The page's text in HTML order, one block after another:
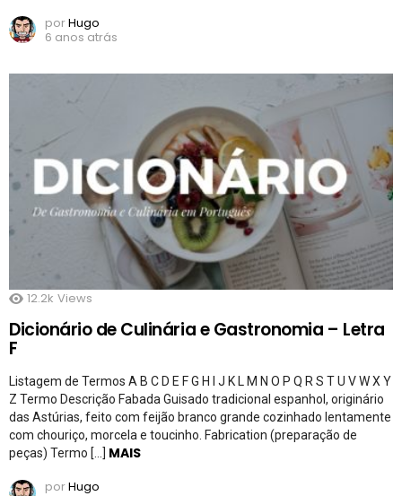
porHugo
6 anos atrás
12.2k Views
Dicionário de Culinária e Gastronomia – Letra
F
Listagem de Termos A B C D E F G H I J K L M N O P Q R S T U V W X Y
Z Termo Descrição Fabada Guisado tradicional espanhol, originário
das Astúrias, feito com feijão branco grande cozinhado lentamente
com chouriço, morcela e toucinho. Fabrication (preparação de
peças) Termo […] MAIS
porHugo